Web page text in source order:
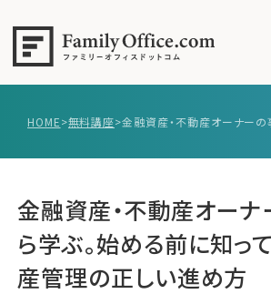
事例紹介
エキスパート一覧
無料講座
HOME>無料講座>
金融資産・不動産オー
ら学ぶ。始める前に知っ
産管理の正しい進め方